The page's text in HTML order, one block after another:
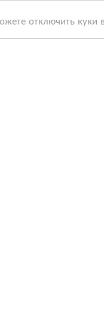
отключить куки